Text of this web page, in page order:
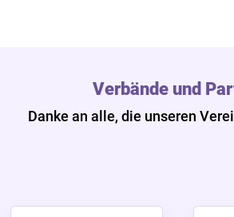
Verbände und
Danke an alle, die unseren